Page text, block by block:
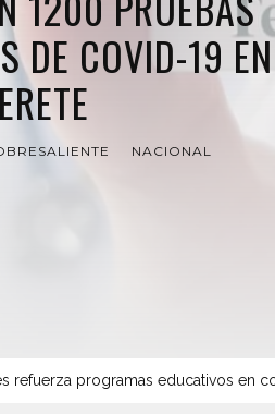
DE COVID-19 EN
NACIONAL
refuerza programas educativos en